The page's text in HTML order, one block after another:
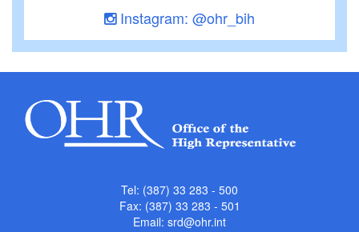
Instagram: @ohr_bih
Tel: (387) 33 283 - 500
Fax: (387) 33 283 - 501
Email: srd@ohr.int